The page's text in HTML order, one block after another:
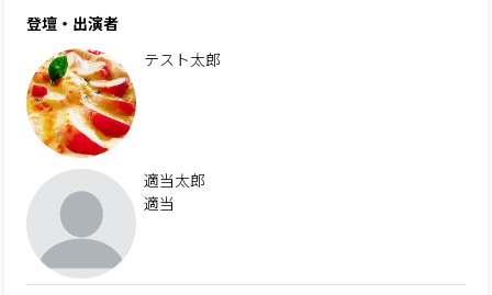
登壇・出演者
テスト太郎
適当太郎
適当